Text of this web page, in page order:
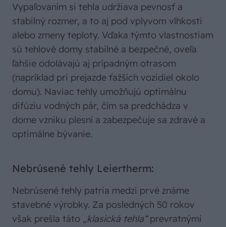
Vypaľovaním si tehla udržiava pevnosť a
stabilný rozmer, a to aj pod vplyvom vlhkosti
alebo zmeny teploty. Vďaka týmto vlastnostiam
sú tehlové domy stabilné a bezpečné, oveľa
ľahšie odolávajú aj prípadným otrasom
(napríklad pri prejazde ťažších vozidiel okolo
domu). Naviac tehly umožňujú optimálnu
difúziu vodných pár, čím sa predchádza v
dome vzniku plesní a zabezpečuje sa zdravé a
optimálne bývanie.
Nebrúsené tehly Leiertherm:
Nebrúsené tehly patria medzi prvé známe
stavebné výrobky. Za posledných 50 rokov
však prešla táto „klasická tehla“prevratnými